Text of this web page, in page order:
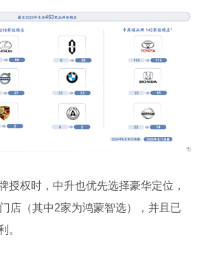
授权时，中升也优先选择豪华定位，
店（其中2家为鸿蒙智选），并且已
。